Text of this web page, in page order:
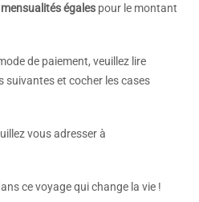
égales pour le montant
de paiement, veuillez lire
et cocher les cases
vous adresser à
ce voyage qui change la vie !